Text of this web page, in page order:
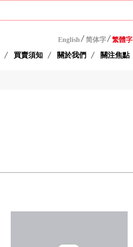
English 简体字 繁體字
買賣須知 關於我們 關注焦點